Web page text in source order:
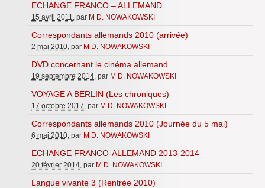
ECHANGE FRANCO – ALLEMAND
15 avril 2011, par M D. NOWAKOWSKI
Correspondants allemands 2010 (arrivée)
2 mai 2010, par M D. NOWAKOWSKI
DVD concernant le cinéma allemand
19 septembre 2014, par M D. NOWAKOWSKI
VOYAGE A BERLIN (Les chroniques)
17 octobre 2017, par M D. NOWAKOWSKI
Correspondants allemands 2010 (Journée du 5 mai)
6 mai 2010, par M D. NOWAKOWSKI
ECHANGE FRANCO-ALLEMAND 2013-2014
20 février 2014, par M D. NOWAKOWSKI
Langue vivante 3 (Rentrée 2010)